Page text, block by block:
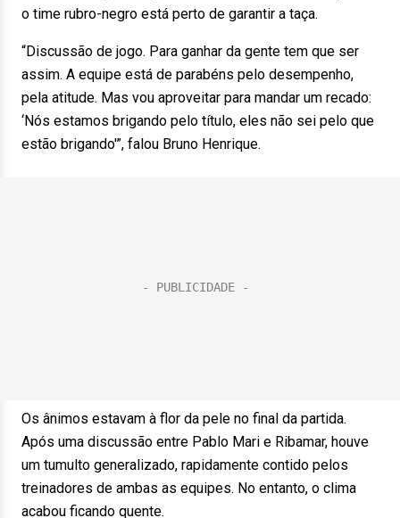
o time rubro-negro está perto de garantir a taça.
“Discussão de jogo. Para ganhar da gente tem que ser
assim. A equipe está de parabéns pelo desempenho,
pela atitude. Mas vou aproveitar para mandar um recado:
‘Nós estamos brigando pelo título, eles não sei pelo que
estão brigando'”, falou Bruno Henrique.
Os ânimos estavam à flor da pele no final da partida.
Após uma discussão entre Pablo Mari e Ribamar, houve
um tumulto generalizado, rapidamente contido pelos
treinadores de ambas as equipes. No entanto, o clima
acabou ficando quente.